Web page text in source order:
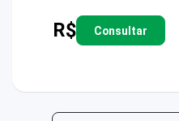
R$ Consultar